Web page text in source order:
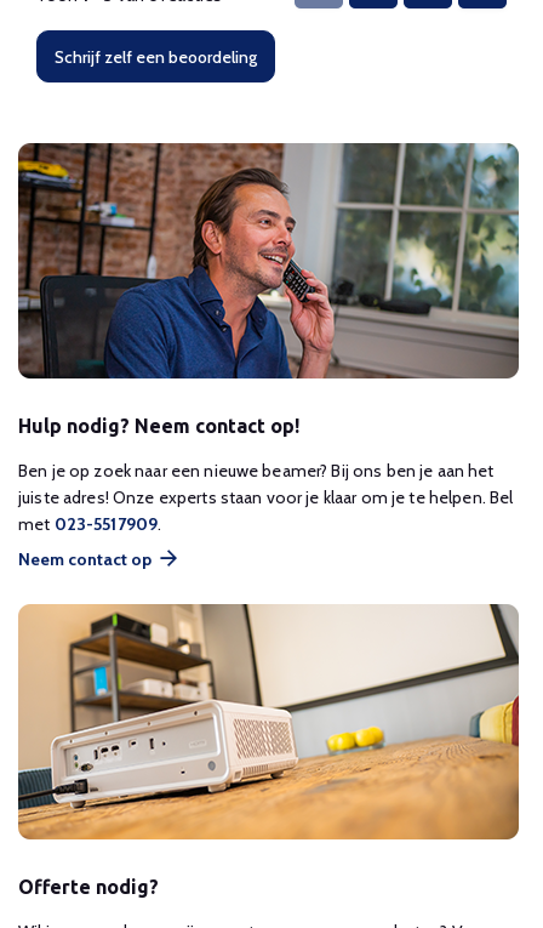
Schrijf zelf een beoordeling
Hulp nodig? Neem contact op!
Ben je op zoek naar een nieuwe beamer? Bij ons ben je aan het
juiste adres! Onze experts staan voor je klaar om je te helpen. Bel
met 023-5517909.
Neem contact op
Offerte nodig?